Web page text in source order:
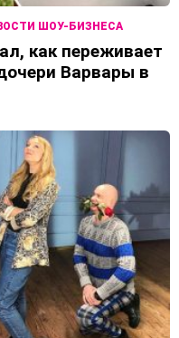
ШОУ-БИЗНЕСА
как переживает
Варвары в